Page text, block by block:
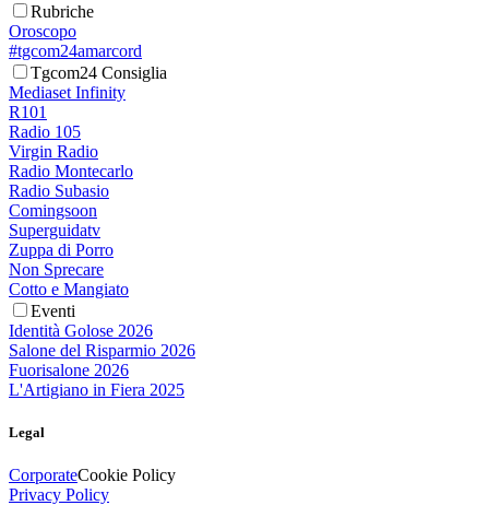
Rubriche
Oroscopo
#tgcom24amarcord
Tgcom24 Consiglia
Mediaset Infinity
R101
Radio 105
Virgin Radio
Radio Montecarlo
Radio Subasio
Comingsoon
Superguidatv
Zuppa di Porro
Non Sprecare
Cotto e Mangiato
Eventi
Identità Golose 2026
Salone del Risparmio 2026
Fuorisalone 2026
L'Artigiano in Fiera 2025
Legal
CorporateCookie Policy
Privacy Policy